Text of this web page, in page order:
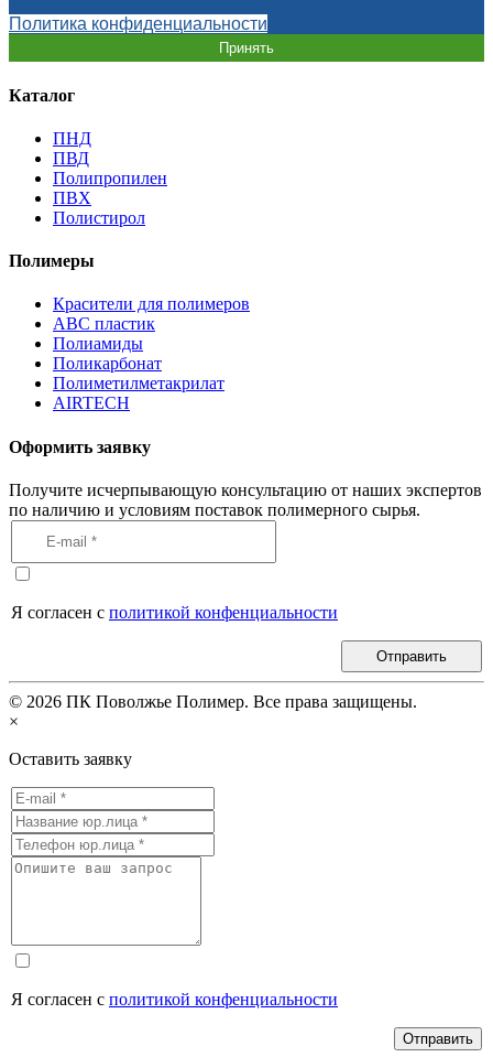
Политика конфиденциальности
Принять
Каталог
ПНД
ПВД
Полипропилен
ПВХ
Полистирол
Полимеры
Красители для полимеров
АВС пластик
Полиамиды
Поликарбонат
Полиметилметакрилат
AIRTECH
Оформить заявку
Получите исчерпывающую консультацию от наших экспертов
по наличию и условиям поставок полимерного сырья.
Я согласен с политикой конфенциальности
Отправить
© 2026 ПК Поволжье Полимер. Все права защищены.
×
Оставить заявку
Я согласен с политикой конфенциальности
Отправить